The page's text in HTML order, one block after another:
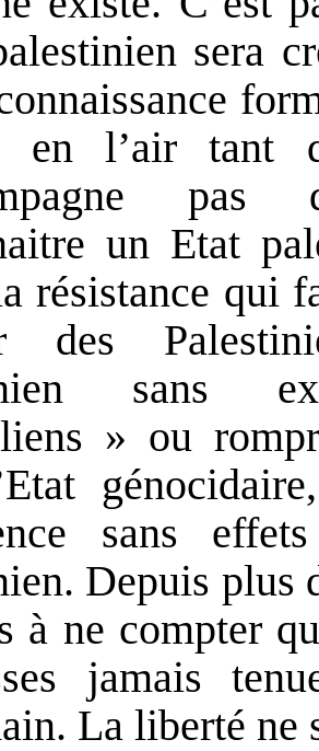
sera
en l’air tant
pas
un Etat
résistance qui
des
sans
» ou
sans
Depuis plus
à ne compter
jamais
La liberté ne